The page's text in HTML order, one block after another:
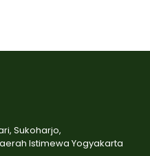
Sukoharjo,
Istimewa Yogyakarta